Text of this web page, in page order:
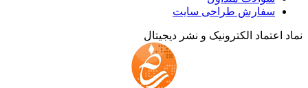
سفارش طراحی سایت
نماد اعتماد الکترونیک و نشر دیجیتال